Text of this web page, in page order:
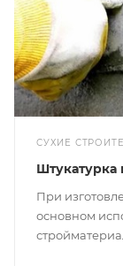
СУХИЕ
Штукатурка
При
основном